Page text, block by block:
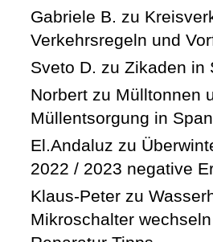
Gabriele B. zu
Verkehrsregeln und
Sveto D. zu Zikaden in
Norbert zu Mülltonnen
Müllentsorgung in
El.Andaluz zu
2022 / 2023 negative
Klaus-Peter zu
Mikroschalter